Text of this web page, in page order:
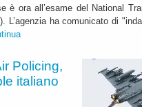
è ora all’esame del National
L’agenzia ha comunicato di
Policing,
italiano